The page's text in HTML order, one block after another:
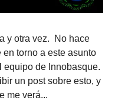
y otra vez. No hace
torno a este asunto
equipo de Innobasque.
un post sobre esto, y
me verá...